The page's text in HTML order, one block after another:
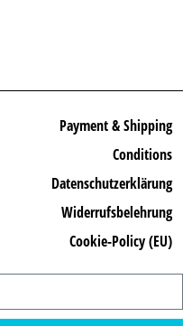
Payment & Shipping
Conditions
Datenschutzerklärung
Widerrufsbelehrung
Cookie-Policy (EU)